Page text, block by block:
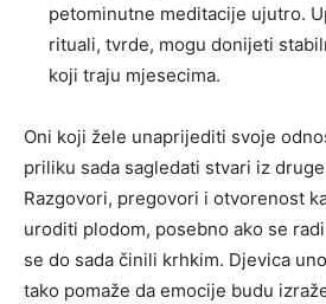
petominutne meditacije ujutro.
rituali, tvrde, mogu donijeti
koji traju mjesecima.
Oni koji žele unaprijediti svoje
priliku sada sagledati stvari iz
Razgovori, pregovori i otvorenost
uroditi plodom, posebno ako se
se do sada činili krhkim. Djevica
tako pomaže da emocije budu